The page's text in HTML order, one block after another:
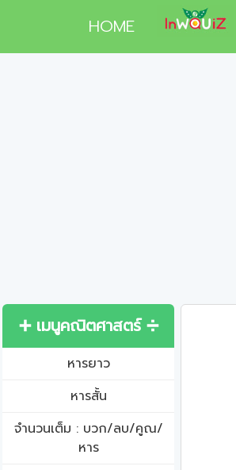
HOME
➕ เมนูคณิตศาสตร์ ➗
หารยาว
หารสั้น
จำนวนเต็ม : บวก/ลบ/คูณ/
หาร